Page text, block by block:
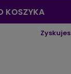
KOSZYKA